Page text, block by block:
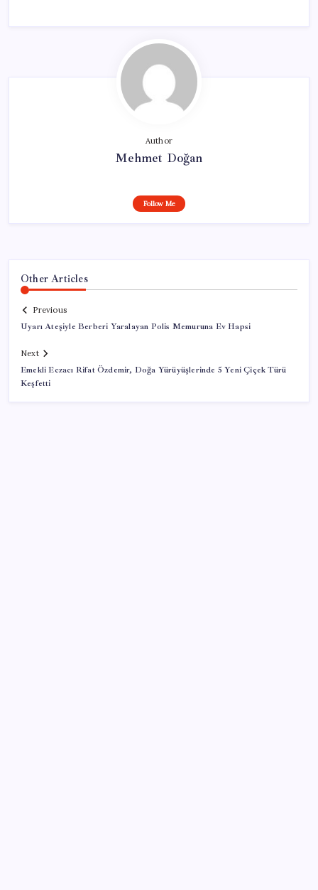
Author
Mehmet Doğan
Follow Me
Other Articles
Previous
Uyarı Ateşiyle Berberi Yaralayan Polis Memuruna Ev Hapsi
Next
Emekli Eczacı Rifat Özdemir, Doğa Yürüyüşlerinde 5 Yeni Çiçek Türü
Keşfetti